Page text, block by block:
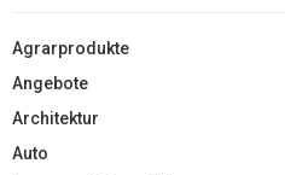
Agrarprodukte
Angebote
Architektur
Auto